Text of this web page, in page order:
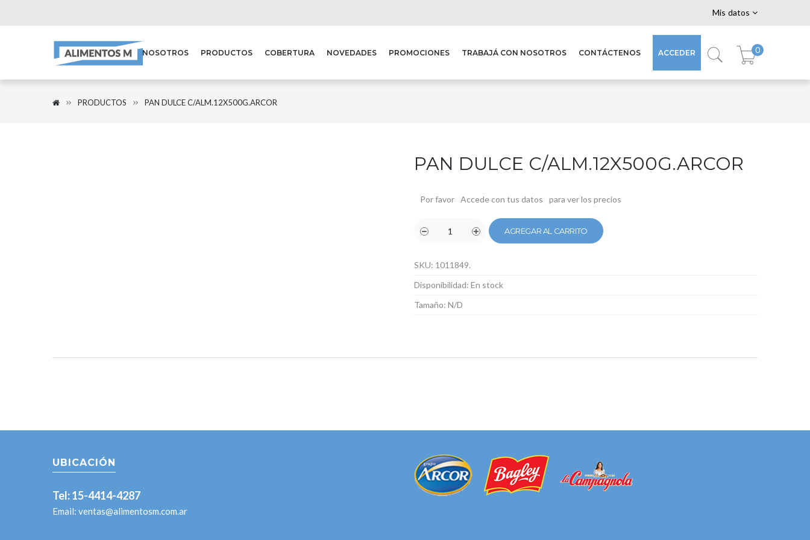
Mis datos
NOSOTROS PRODUCTOS COBERTURA NOVEDADES PROMOCIONES TRABAJÁ CON NOSOTROS CONTÁCTENOS ACCEDER 0
PRODUCTOS PAN DULCE C/ALM.12X500G.ARCOR
PAN DULCE C/ALM.12X500G.ARCOR
Por favor Accede con tus datos para ver los precios
AGREGAR AL CARRITO
SKU: 1011849.
Disponibilidad: En stock
Tamaño: N/D
UBICACIÓN
Tel: 15-4414-4287
Email: ventas@alimentosm.com.ar